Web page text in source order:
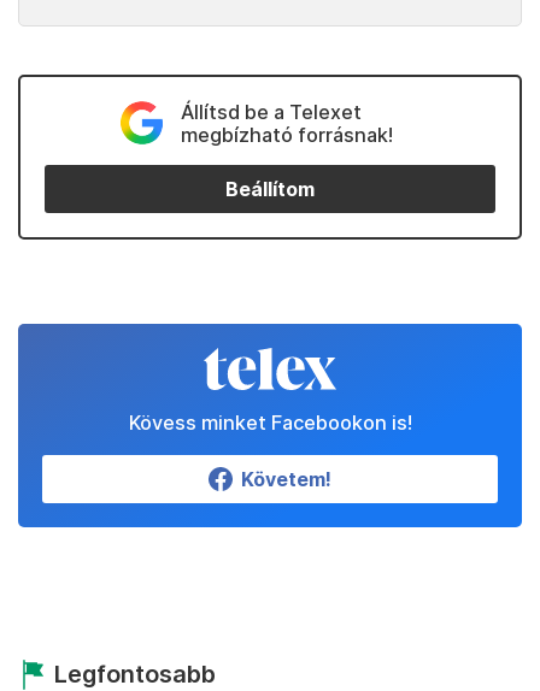
Állítsd be a Telexet
megbízható forrásnak!
Beállítom
Kövess minket Facebookon is!
Követem!
Legfontosabb